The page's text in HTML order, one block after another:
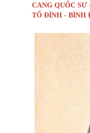
CANG QUỐC
TỔ ĐÌNH - BÌNH